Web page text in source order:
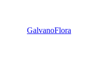
GalvanoFlora